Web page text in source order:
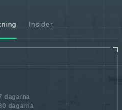
Insider
dagarna
dagarna